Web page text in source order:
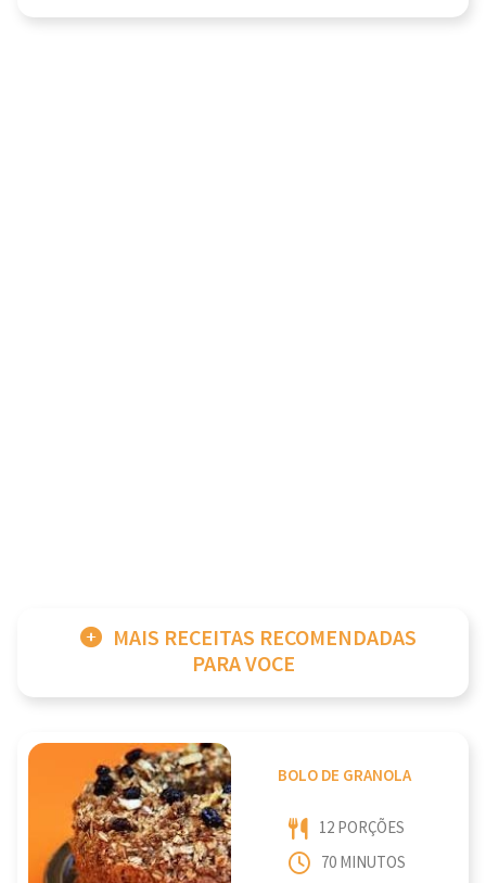
MAIS RECEITAS RECOMENDADAS
PARA VOCE
BOLO DE GRANOLA
12 PORÇÕES
70 MINUTOS